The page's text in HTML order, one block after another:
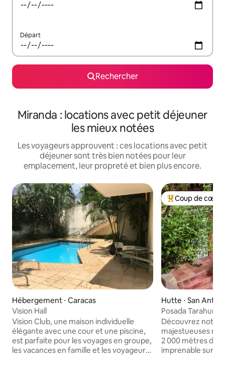
Départ
Rechercher
Miranda : locations avec petit déjeuner
les mieux notées
Les voyageurs approuvent : ces locations avec petit
déjeuner sont très bien notées pour leur
emplacement, leur propreté et bien plus encore.
Hébergement ⋅ Caracas
Vision Hall
Vision Club, une maison individuelle
élégante avec une cour et une piscine,
est parfaite pour les voyages en groupe,
les vacances en famille et les voyageurs
Coups de cœur
Coup de cœur
Hutte ⋅ San
Posada
Caraïbes et
Découvrez notre
majestueuses
2 000 mètres de
imprenable sur la